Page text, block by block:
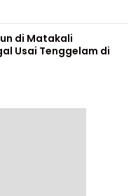
di Matakali
Usai Tenggelam di